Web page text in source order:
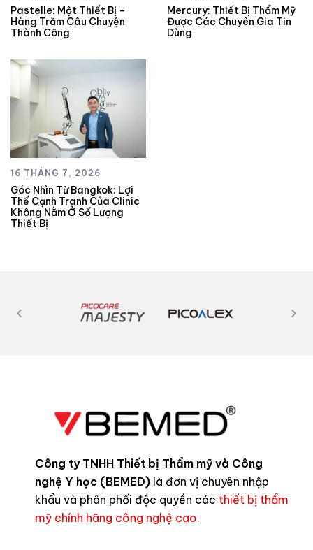
Pastelle: Một Thiết Bị –
Hàng Trăm Câu Chuyện
Thành Công
Mercury: Thiết Bị Thẩm Mỹ
Được Các Chuyên Gia Tin
Dùng
16 THÁNG 7, 2026
Góc Nhìn Từ Bangkok: Lợi
Thế Cạnh Tranh Của Clinic
Không Nằm Ở Số Lượng
Thiết Bị
Công ty TNHH Thiết bị Thẩm mỹ và Công
nghệ Y học (BEMED) là đơn vị chuyên nhập
khẩu và phân phối độc quyền các thiết bị thẩm
mỹ chính hãng công nghệ cao.